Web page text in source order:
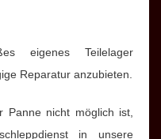
eigenes Teilelager
Reparatur anzubieten.
nicht möglich ist,
in unsere